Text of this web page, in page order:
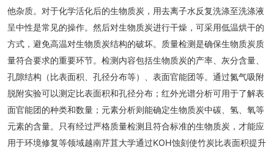
他杂质。对于化学活化后的生物质炭，用去离子水反复洗涤至洗涤液
呈中性是常见的操作。然后对生物质炭进行干燥，可采用低温烘干的
方式，避免高温对生物质炭结构的破坏。质量检测是确保生物质炭质
量符合要求的重要环节。检测内容包括生物质炭的产率、灰分含量、
孔隙结构（比表面积、孔径分布等）、表面官能团等。通过氮气吸附
脱附实验可以测定比表面积和孔径分布；红外光谱分析可用于了解表
面官能团的种类和数量；元素分析则能确定生物质炭中碳、氢、氧等
元素的含量。只有经过严格质量检测且符合标准的生物质炭，才能应
用于环境修复等领域越南芹苴大学通过KOH蚀刻使竹炭比表面积提升